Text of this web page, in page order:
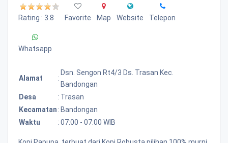
Rating : 3.8 Favorite Map Website Telepon
Whatsapp
Alamat :
Dsn. Sengon Rt4/3 Ds. Trasan Kec.
Bandongan
Desa
: Trasan
Kecamatan : Bandongan
Waktu
:07:00 - 07:00 WIB